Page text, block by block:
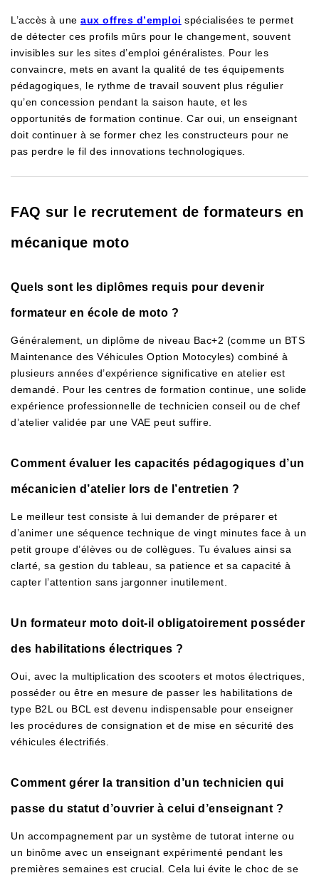
L’accès à une aux offres d’emploi spécialisées te permet
de détecter ces profils mûrs pour le changement, souvent
invisibles sur les sites d’emploi généralistes. Pour les
convaincre, mets en avant la qualité de tes équipements
pédagogiques, le rythme de travail souvent plus régulier
qu’en concession pendant la saison haute, et les
opportunités de formation continue. Car oui, un enseignant
doit continuer à se former chez les constructeurs pour ne
pas perdre le fil des innovations technologiques.
FAQ sur le recrutement de formateurs en
mécanique moto
Quels sont les diplômes requis pour devenir
formateur en école de moto ?
Généralement, un diplôme de niveau Bac+2 (comme un BTS
Maintenance des Véhicules Option Motocyles) combiné à
plusieurs années d’expérience significative en atelier est
demandé. Pour les centres de formation continue, une solide
expérience professionnelle de technicien conseil ou de chef
d’atelier validée par une VAE peut suffire.
Comment évaluer les capacités pédagogiques d’un
mécanicien d’atelier lors de l’entretien ?
Le meilleur test consiste à lui demander de préparer et
d’animer une séquence technique de vingt minutes face à un
petit groupe d’élèves ou de collègues. Tu évalues ainsi sa
clarté, sa gestion du tableau, sa patience et sa capacité à
capter l’attention sans jargonner inutilement.
Un formateur moto doit-il obligatoirement posséder
des habilitations électriques ?
Oui, avec la multiplication des scooters et motos électriques,
posséder ou être en mesure de passer les habilitations de
type B2L ou BCL est devenu indispensable pour enseigner
les procédures de consignation et de mise en sécurité des
véhicules électrifiés.
Comment gérer la transition d’un technicien qui
passe du statut d’ouvrier à celui d’enseignant ?
Un accompagnement par un système de tutorat interne ou
un binôme avec un enseignant expérimenté pendant les
premières semaines est crucial. Cela lui évite le choc de se